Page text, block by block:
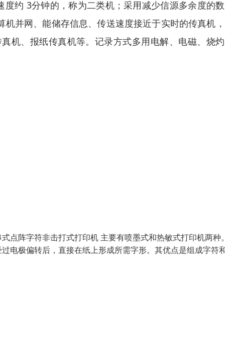
约 3分钟的，称为二类机；采用减少信源多余度的
并网、能储存信息、传送速度接近于实时的传真机
机、报纸传真机等。记录方式多用电解、电磁、烧
点阵字符非击打式打印机 主要有喷墨式和热敏式打印机两
电极偏转后，直接在纸上形成所需字形。其优点是组成字符